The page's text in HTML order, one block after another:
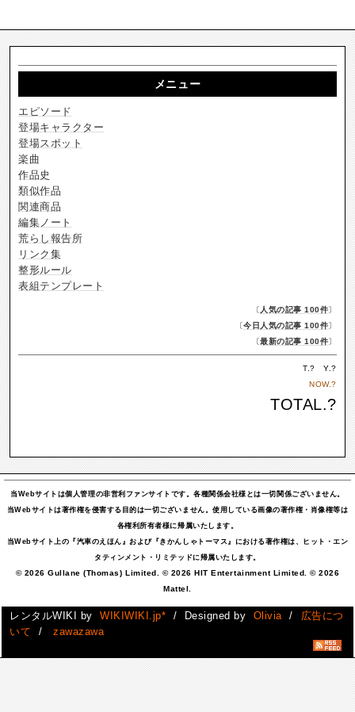
メニュー
エピソード
登場キャラクター
登場スポット
楽曲
作品史
類似作品
関連商品
編集ノート
荒らし報告所
リンク集
整形ルール
表組テンプレート
〔 人気の記事 100件〕
〔今日人気の記事 100件〕
〔最新の記事 100件〕
T.? Y.?
NOW.?
TOTAL.?
当Webサイトは個人管理の非営利ファンサイトです。各種関係会社様とは一切関係ございません。
当Webサイトは著作権を侵害する目的は一切ございません。使用している画像の著作権・肖像権等は
各権利所有者様に帰属いたします。
当Webサイト上の『汽車のえほん』および『きかんしゃトーマス』における著作権は、ヒット・エン
タティンメント・リミテッドに帰属いたします。
© 2026 Gullane (Thomas) Limited. © 2026 HIT Entertainment Limited. © 2026
Mattel.
レンタルWIKI by WIKIWIKI.jp* / Designed by Olivia /
広告につ
いて
/ zawazawa